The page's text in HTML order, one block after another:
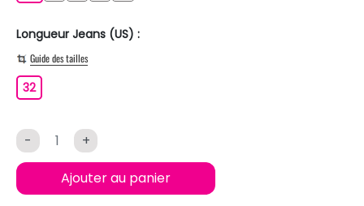
Longueur Jeans (US) :
Guide des tailles
3232
- +
Ajouter au panier